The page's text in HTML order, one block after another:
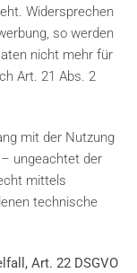
Widersprechen
so werden
nicht mehr für
Art. 21 Abs. 2
mit der Nutzung
ungeachtet der
mittels
technische
Art. 22 DSGVO